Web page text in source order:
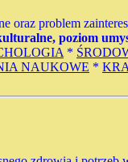
oraz problem
poziom
*
NAUKOWE *